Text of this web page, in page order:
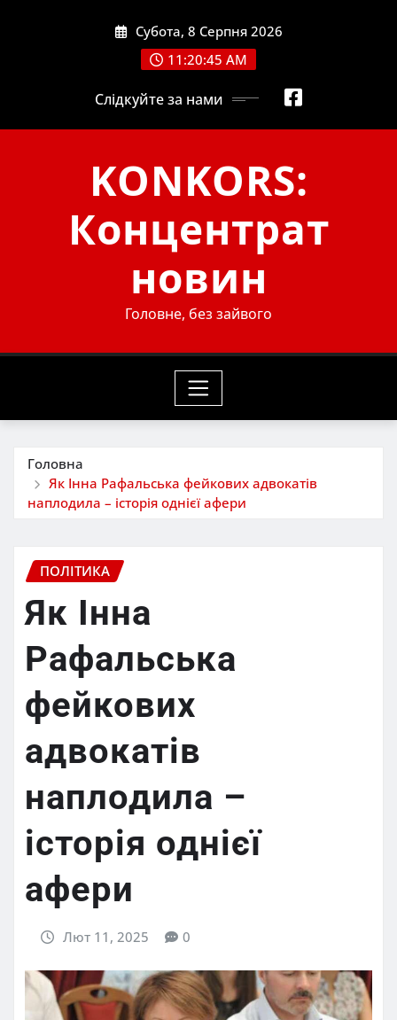
Субота, 8 Серпня 2026
11:20:46 AM
Слідкуйте за нами
KONKORS:
Концентрат
новин
Головне, без зайвого
Головна
Як Інна Рафальська фейкових адвокатів
наплодила – історія однієї афери
ПОЛІТИКА
Як Інна
Рафальська
фейкових
адвокатів
наплодила –
історія однієї
афери
Лют 11, 2025 0